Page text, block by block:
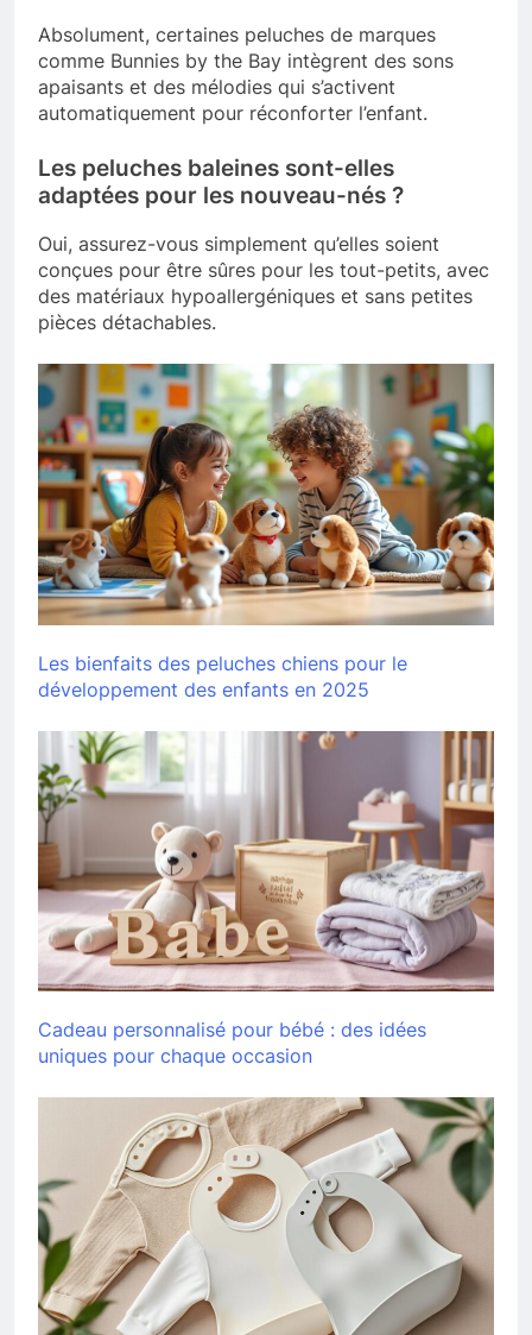
Absolument, certaines peluches de marques
comme Bunnies by the Bay intègrent des sons
apaisants et des mélodies qui s’activent
automatiquement pour réconforter l’enfant.
Les peluches baleines sont-elles
adaptées pour les nouveau-nés ?
Oui, assurez-vous simplement qu’elles soient
conçues pour être sûres pour les tout-petits, avec
des matériaux hypoallergéniques et sans petites
pièces détachables.
Les bienfaits des peluches chiens pour le
développement des enfants en 2025
Cadeau personnalisé pour bébé : des idées
uniques pour chaque occasion